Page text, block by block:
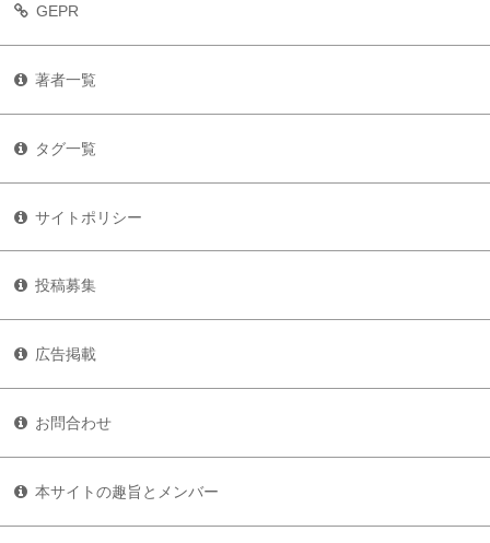
GEPR
著者一覧
タグ一覧
サイトポリシー
投稿募集
広告掲載
お問合わせ
本サイトの趣旨とメンバー